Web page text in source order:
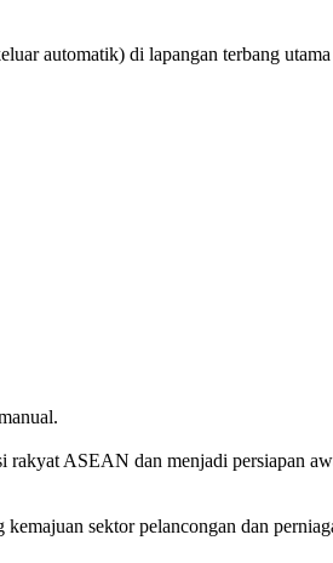
automatik) di lapangan terbang
ASEAN dan menjadi persiapan
sektor pelancongan dan